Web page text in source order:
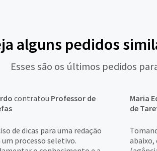
alguns pedidos
Esses são os últimos pedidos
contratou Professor de
de dicas para uma redação
um processo seletivo.
Maria
de
abaixo,